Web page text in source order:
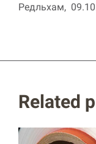
Редльхам,
Related